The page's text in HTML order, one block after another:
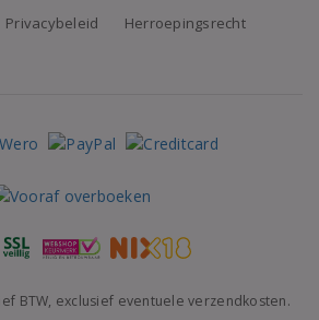
Privacybeleid Herroepingsrecht
BTW, exclusief eventuele verzendkosten.